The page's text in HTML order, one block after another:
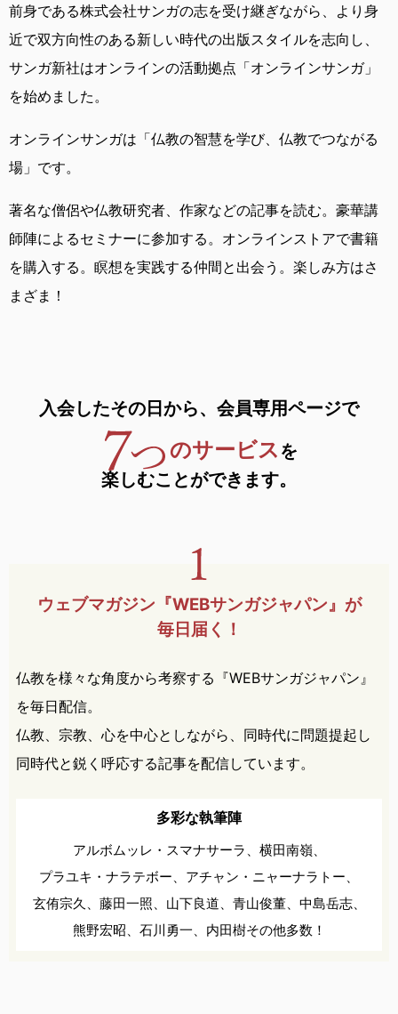
前身である株式会社サンガの志を受け継ぎながら、 より身
近で双方向性のある新しい時代の出版スタイルを志向し、
サンガ新社はオンラインの活動拠点「オンラインサンガ」
を始めました。
オンラインサンガは 「仏教の智慧を学び、仏教でつながる
場」です。
著名な僧侶や仏教研究者、作家などの記事を読む。 豪華講
師陣によるセミナーに参加する。 オンラインストアで書籍
を購入する。 瞑想を実践する仲間と出会う。 楽しみ方はさ
まざま！
入会したその日から、 会員専用ページで
のサービス を
楽しむことができます。
ウェブマガジン『WEBサンガジャパン』が
毎日届く！
仏教を様々な角度から考察する『WEBサンガジャパン』
を毎日配信。
仏教、宗教、心を中心としながら、同時代に問題提起し
同時代と鋭く呼応する記事を配信しています。
多彩な執筆陣
アルボムッレ・スマナサーラ、 横田南嶺、
プラユキ・ナラテボー、 アチャン・ニャーナラトー、
玄侑宗久、 藤田一照、 山下良道、 青山俊董、 中島岳志、
熊野宏昭、 石川勇一、 内田樹その他多数！